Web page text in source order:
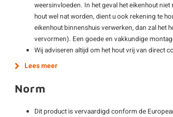
weersinvloeden. In het geval het eikenhout
hout wel nat worden, dient u ook rekening te
eikenhout binnenshuis verwerken, dan zal het
vervormen). Een goede en vakkundige
Wij adviseren altijd om het hout vrij van direct
Lees meer
Norm
Dit product is vervaardigd conform de